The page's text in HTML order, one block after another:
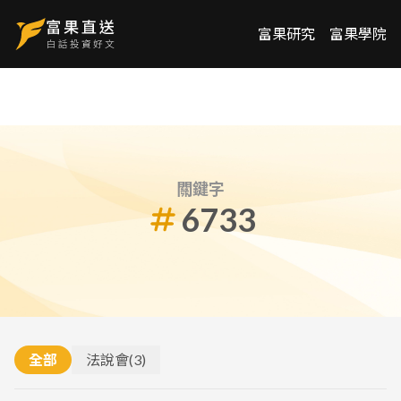
富果研究 富果學院
關鍵字
6733
全部 法說會(3)